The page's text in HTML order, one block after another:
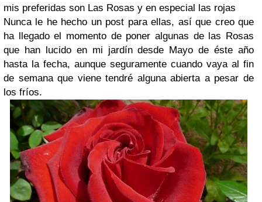
mis preferidas son Las Rosas y en especial las rojas
Nunca le he hecho un post para ellas, así que creo que
ha llegado el momento de poner algunas de las Rosas
que han lucido en mi jardín desde Mayo de éste año
hasta la fecha, aunque seguramente cuando vaya al fin
de semana que viene tendré alguna abierta a pesar de
los fríos.